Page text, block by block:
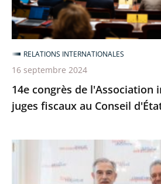
fiscaux
au
Conseil
d'État
14e congrès de l'Association
juges fiscaux au Conseil
RELATIONS INTERNATIONALES
16 septembre 2024
Séminaire